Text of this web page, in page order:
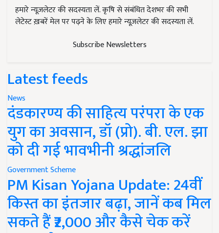
हमारे न्यूज़लेटर की सदस्यता लें. कृषि से संबंधित देशभर की सभी
लेटेस्ट ख़बरें मेल पर पढ़ने के लिए हमारे न्यूज़लेटर की सदस्यता लें.
Subscribe Newsletters
Latest feeds
News
दंडकारण्य की साहित्य परंपरा के एक
युग का अवसान, डॉ (प्रो). बी. एल. झा
को दी गई भावभीनी श्रद्धांजलि
Government Scheme
PM Kisan Yojana Update: 24वीं
किस्त का इंतजार बढ़ा, जानें कब मिल
सकते हैं ₹2,000 और कैसे चेक करें